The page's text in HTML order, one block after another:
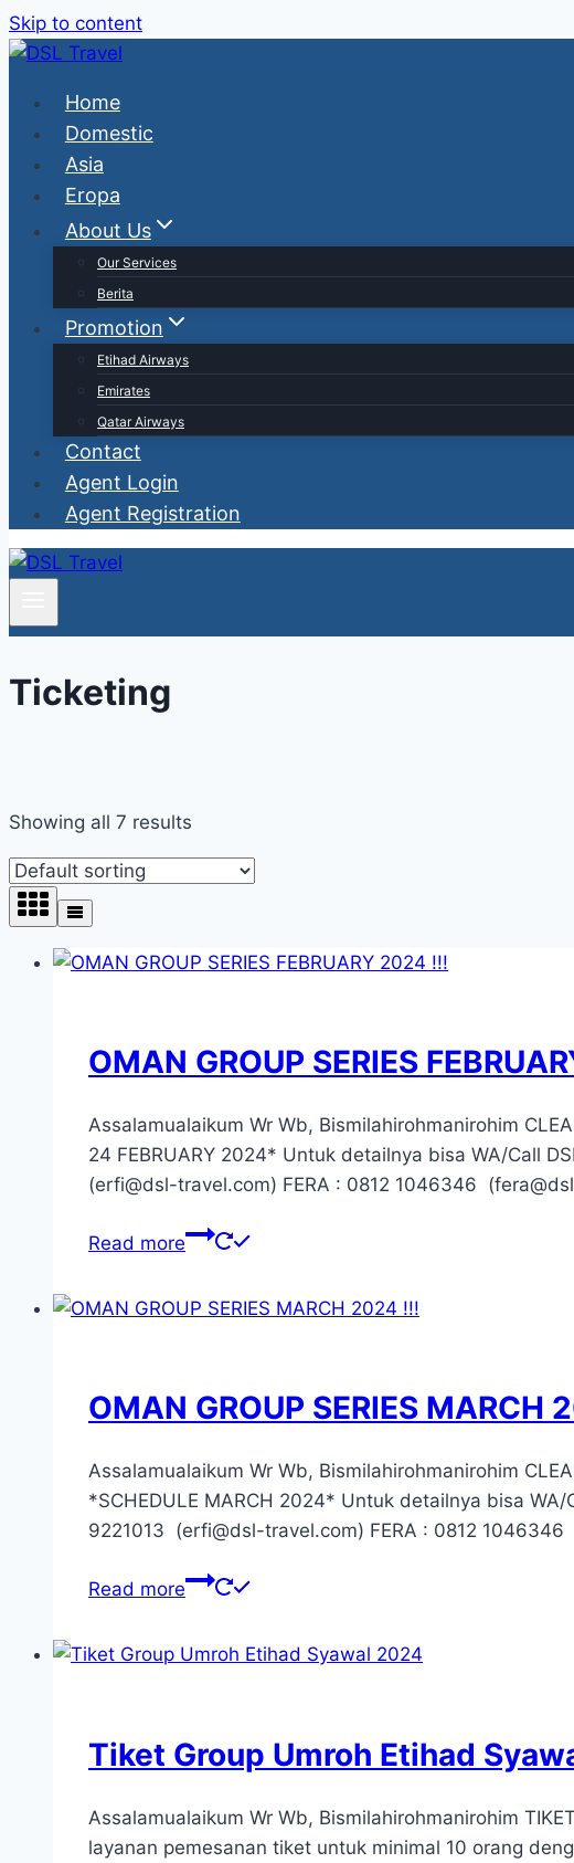
Skip to content
Home
Domestic
Asia
Eropa
About Us
Our Services
Berita
Promotion
Etihad Airways
Emirates
Qatar Airways
Contact
Agent Login
Agent Registration
Ticketing
Showing all 7 results
OMAN GROUP SERIES
Assalamualaikum Wr Wb, Bismilahirohmanirohim
24 FEBRUARY 2024* Untuk detailnya bisa WA/Call
(erfi@dsl-travel.com) FERA : 0812 1046346
Read more
OMAN GROUP SERIES MARCH
Assalamualaikum Wr Wb, Bismilahirohmanirohim
*SCHEDULE MARCH 2024* Untuk detailnya bisa
9221013 (erfi@dsl-travel.com) FERA : 0812
Read more
Tiket Group Umroh Etihad
Assalamualaikum Wr Wb, Bismilahirohmanirohim
layanan pemesanan tiket untuk minimal 10 orang